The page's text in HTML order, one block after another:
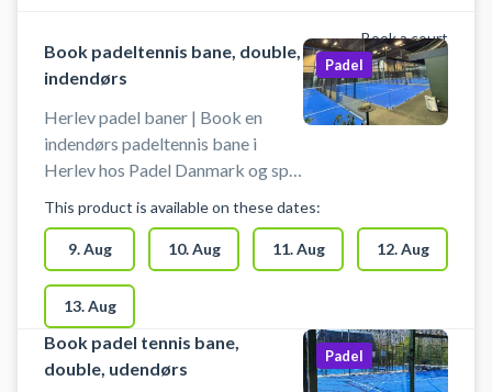
dog ikke på padel tennis banerne.
Book a court
Book padeltennis bane, double,
indendørs
Herlev padel baner | Book en
indendørs padeltennis bane i
Herlev hos Padel Danmark og spil
Skinderskovvej 27, 2730 Herlev.
Padel Danmark byder på i alt 6
padelbaner ved deres padelanlæg
i Herlev, fordelt på 4 padel baner
indendørs og 2 udendørsbaner.
Medbring selv bat ved booking af
padelbaner i Herlev hos Padel
Padel
This product is available on these dates:
9. Aug 10. Aug 11. Aug 12. Aug
13. Aug
Book padel tennis bane,
double, udendørs
Padel